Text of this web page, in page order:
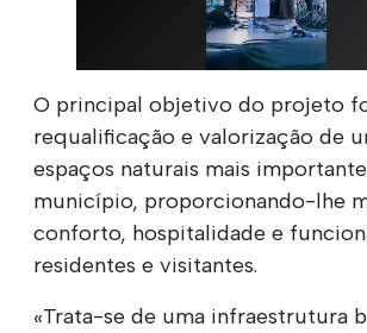
O principal objetivo do projeto
requalificação e valorização de
espaços naturais mais
município, proporcionando-lhe
conforto, hospitalidade e
residentes e visitantes.
«Trata-se de uma infraestrutura